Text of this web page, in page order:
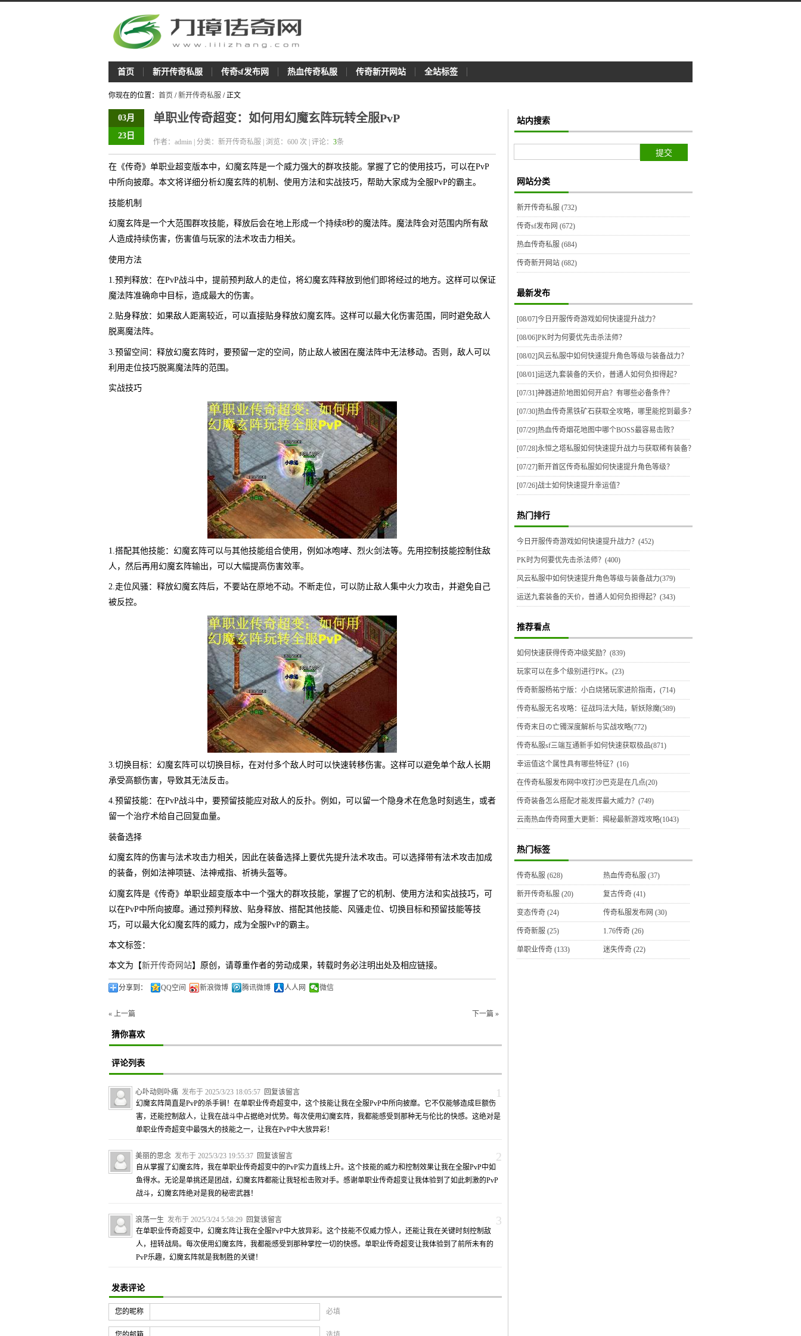
首页 新开传奇私服 传奇sf发布网 热血传奇私服 传奇新开网站 全站标签
你现在的位置： 首页 /新开传奇私服 / 正文
03月
23日
单职业传奇超变：如何用幻魔玄阵玩转全服PvP
作者：admin | 分类：新开传奇私服 | 浏览： 600 次 | 评论： 3条
在《传奇》单职业超变版本中，幻魔玄阵是一个威力强大的群攻技能。掌握了它的使用技巧，可以在PvP
中所向披靡。本文将详细分析幻魔玄阵的机制、使用方法和实战技巧，帮助大家成为全服PvP的霸主。
技能机制
幻魔玄阵是一个大范围群攻技能，释放后会在地上形成一个持续8秒的魔法阵。魔法阵会对范围内所有敌
人造成持续伤害，伤害值与玩家的法术攻击力相关。
使用方法
1.预判释放：在PvP战斗中，提前预判敌人的走位，将幻魔玄阵释放到他们即将经过的地方。这样可以保证
魔法阵准确命中目标，造成最大的伤害。
2.贴身释放：如果敌人距离较近，可以直接贴身释放幻魔玄阵。这样可以最大化伤害范围，同时避免敌人
脱离魔法阵。
3.预留空间：释放幻魔玄阵时，要预留一定的空间，防止敌人被困在魔法阵中无法移动。否则，敌人可以
利用走位技巧脱离魔法阵的范围。
实战技巧
1.搭配其他技能：幻魔玄阵可以与其他技能组合使用，例如冰咆哮、烈火剑法等。先用控制技能控制住敌
人，然后再用幻魔玄阵输出，可以大幅提高伤害效率。
2.走位风骚：释放幻魔玄阵后，不要站在原地不动。不断走位，可以防止敌人集中火力攻击，并避免自己
被反控。
3.切换目标：幻魔玄阵可以切换目标，在对付多个敌人时可以快速转移伤害。这样可以避免单个敌人长期
承受高额伤害，导致其无法反击。
4.预留技能：在PvP战斗中，要预留技能应对敌人的反扑。例如，可以留一个隐身术在危急时刻逃生，或者
留一个治疗术给自己回复血量。
装备选择
幻魔玄阵的伤害与法术攻击力相关，因此在装备选择上要优先提升法术攻击。可以选择带有法术攻击加成
的装备，例如法神项链、法神戒指、祈祷头盔等。
幻魔玄阵是《传奇》单职业超变版本中一个强大的群攻技能，掌握了它的机制、使用方法和实战技巧，可
以在PvP中所向披靡。通过预判释放、贴身释放、搭配其他技能、风骚走位、切换目标和预留技能等技
巧，可以最大化幻魔玄阵的威力，成为全服PvP的霸主。
本文标签：
本文为【新开传奇网站】原创，请尊重作者的劳动成果，转载时务必注明出处及相应链接。
分享到： QQ空间 新浪微博 腾讯微博 人人网 微信
« 上一篇 下一篇 »
猜你喜欢
评论列表
1
心卟动则卟痛 发布于 2025/3/23 18:05:57 回复该留言
幻魔玄阵简直是PvP的杀手锏！在单职业传奇超变中，这个技能让我在全服PvP中所向披靡。它不仅能够造成巨额伤
害，还能控制敌人，让我在战斗中占据绝对优势。每次使用幻魔玄阵，我都能感受到那种无与伦比的快感。这绝对是
单职业传奇超变中最强大的技能之一，让我在PvP中大放异彩！
2
美丽的思念 发布于 2025/3/23 19:55:37 回复该留言
自从掌握了幻魔玄阵，我在单职业传奇超变中的PvP实力直线上升。这个技能的威力和控制效果让我在全服PvP中如
鱼得水。无论是单挑还是团战，幻魔玄阵都能让我轻松击败对手。感谢单职业传奇超变让我体验到了如此刺激的PvP
战斗，幻魔玄阵绝对是我的秘密武器！
3
浪荡一生 发布于 2025/3/24 5:58:29 回复该留言
在单职业传奇超变中，幻魔玄阵让我在全服PvP中大放异彩。这个技能不仅威力惊人，还能让我在关键时刻控制敌
人，扭转战局。每次使用幻魔玄阵，我都能感受到那种掌控一切的快感。单职业传奇超变让我体验到了前所未有的
PvP乐趣，幻魔玄阵就是我制胜的关键！
发表评论
您的昵称 必填
站内搜索
网站分类
新开传奇私服 (732)
传奇sf发布网 (672)
热血传奇私服 (684)
传奇新开网站 (682)
最新发布
[08/07]今日开服传奇游戏如何快速提升战力？
[08/06]PK时为何要优先击杀法师？
[08/02] 风云私服中如何快速提升角色等级与装备战力？
[08/01]运送九套装备的天价，普通人如何负担得起？
[07/31]神器进阶地图如何开启？有哪些必备条件？
[07/30]热血传奇黑铁矿石获取全攻略，哪里能挖到最多？
[07/29]热血传奇烟花地图中哪个BOSS最容易击败？
[07/28]永恒之塔私服如何快速提升战力与获取稀有装备？
[07/27]新开首区传奇私服如何快速提升角色等级？
[07/26] 战士如何快速提升幸运值？
热门排行
今日开服传奇游戏如何快速提升战力？(452)
PK时为何要优先击杀法师？(400)
风云私服中如何快速提升角色等级与装备战力(379)
运送九套装备的天价，普通人如何负担得起？(343)
推荐看点
如何快速获得传奇冲级奖励？(839)
玩家可以在多个级别进行PK。(23)
传奇新服杨祐宁版：小白烧猪玩家进阶指南，(714)
传奇私服无名攻略：征战玛法大陆，斩妖除魔(589)
传奇末日の亡镯深度解析与实战攻略(772)
传奇私服sf三端互通新手如何快速获取极品(871)
幸运值这个属性具有哪些特征？(16)
在传奇私服发布网中攻打沙巴克是在几点(20)
传奇装备怎么搭配才能发挥最大威力？(749)
云南热血传奇网重大更新：揭秘最新游戏攻略(1043)
热门标签
传奇私服 (628) 热血传奇私服 (37)
新开传奇私服 (20) 复古传奇 (41)
变态传奇 (24) 传奇私服发布网 (30)
传奇新服 (25) 1.76传奇 (26)
单职业传奇 (133) 迷失传奇 (22)